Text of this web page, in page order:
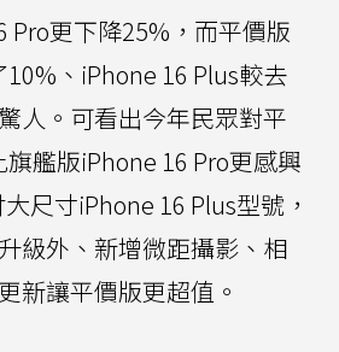
Pro更下降25%，而平價版
、iPhone 16 Plus較去
人。可看出今年民眾對平
艦版iPhone 16 Pro更感興
尺寸iPhone 16 Plus型號，
級外、新增微距攝影、相
新讓平價版更超值。